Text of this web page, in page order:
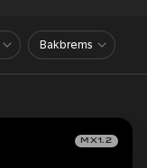
Bakbrems
MX1.2